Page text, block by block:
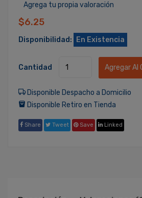
Agrega tu propia valoración
$6.25
Disponibilidad: En Existencia
Cantidad Agregar Al
Disponible Despacho a Domicilio
Disponible Retiro en Tienda
Share Tweet Save Linked